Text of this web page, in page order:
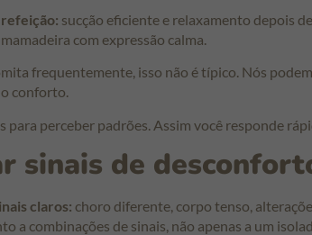
sucção eficiente e relaxamento depois
com expressão calma.
frequentemente, isso não é típico. Nós
conforto.
para perceber padrões. Assim você responde
sinais de
claros: choro diferente, corpo tenso,
a combinações de sinais, não apenas a um